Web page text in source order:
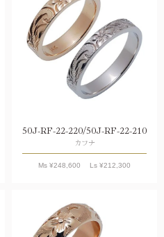
50J-RF-22-220/50J-RF-22-210
カフナ
Ms ¥248,600 Ls ¥212,300